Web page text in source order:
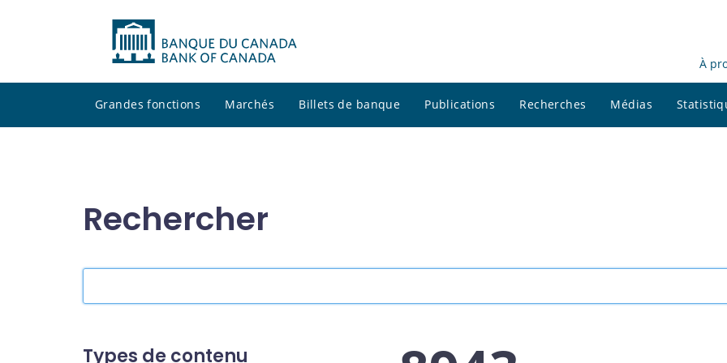
À
Grandes fonctions Marchés Billets de banque Publications Recherches Médias
Rechercher
site
Types de contenu